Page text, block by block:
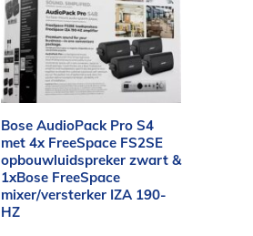
Bose AudioPack Pro S4
met 4x FreeSpace FS2SE
opbouwluidspreker zwart &
1xBose FreeSpace
mixer/versterker IZA 190-
HZ